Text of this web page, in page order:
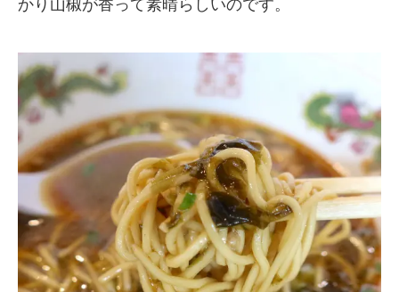
かり山椒が香って素晴らしいのです。